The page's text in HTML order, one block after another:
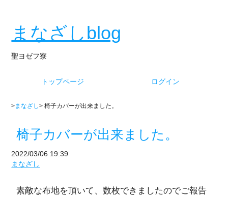
まなざしblog
聖ヨゼフ寮
トップページ ログイン
>まなざし> 椅子カバーが出来ました。
椅子カバーが出来ました。
2022/03/06 19:39
まなざし
素敵な布地を頂いて、数枚できましたのでご報告